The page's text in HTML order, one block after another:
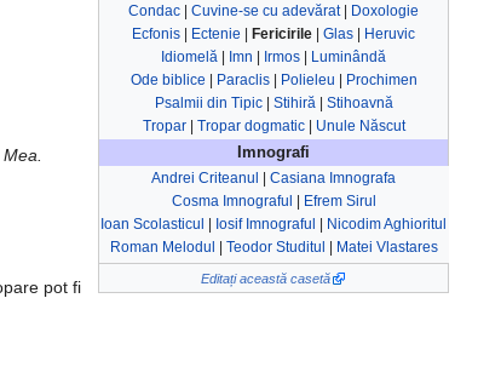
Condac | Cuvine-se cu adevărat| Doxologie
Ecfonis | Ectenie | Fericirile | Glas | Heruvic
Idiomelă | Imn | Irmos | Luminândă
Ode biblice | Paraclis| Polieleu | Prochimen
Psalmii din Tipic| Stihiră| Stihoavnă
Tropar| Tropar dogmatic| Unule Născut
Imnografi
Andrei Criteanul | Casiana Imnografa
Cosma Imnograful | Efrem Sirul
Ioan Scolasticul | Iosif Imnograful | Nicodim Aghioritul
Roman Melodul | Teodor Studitul | Matei Vlastares
Editați această casetă
pot fi